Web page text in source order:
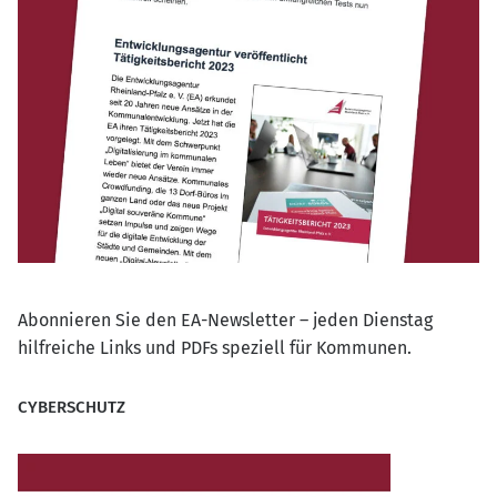
Abonnieren Sie den EA-Newsletter – jeden Dienstag
hilfreiche Links und PDFs speziell für Kommunen.
CYBERSCHUTZ